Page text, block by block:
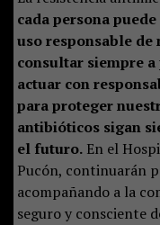
cada persona
uso responsable
consultar siempre
actuar con
para proteger
antibióticos sigan
el futuro.En el
Pucón, continuarán
acompañando a la
seguro y consciente